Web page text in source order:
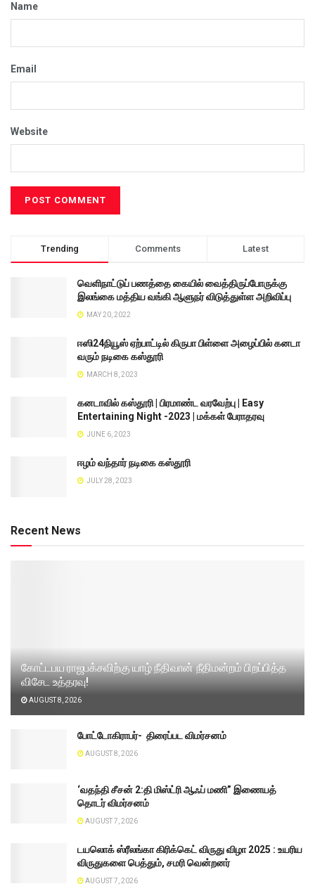
Name
Email
Website
Trending Comments Latest
வெளிநாட்டுப் பணத்தை கையில் வைத்திருப்போருக்கு
இலங்கை மத்திய வங்கி ஆளுநர் விடுத்துள்ள அறிவிப்பு
MAY 20, 2022
ஈஸி24நியூஸ் ஏற்பாட்டில் கிருபா பிள்ளை அழைப்பில் கனடா
வரும் நடிகை கஸ்தூரி
MARCH 8, 2023
கனடாவில் கஸ்தூரி | பிரமாண்ட வரவேற்பு | Easy
Entertaining Night -2023 | மக்கள் பேராதரவு
JUNE 6, 2023
ஈழம் வந்தார் நடிகை கஸ்தூரி
JULY 28, 2023
Recent News
கோட்டபய ராஜபக்சவிற்கு யாழ் நீதிவான் நீதிமன்றம் பிறப்பித்த
விசேட உத்தரவு!
AUGUST 8, 2026
போட்டோகிராபர்- ‌ திரைப்பட விமர்சனம்
AUGUST 8, 2026
‘வதந்தி சீசன் 2:தி மிஸ்ட்ரி ஆஃப் மணி” இணையத்
தொடர் விமர்சனம்
AUGUST 7, 2026
டயலொக் ஸ்ரீலங்கா கிரிக்கெட் விருது விழா 2025 : உயரிய
விருதுகளை பெத்தும், சமரி வென்றனர்
AUGUST 7, 2026